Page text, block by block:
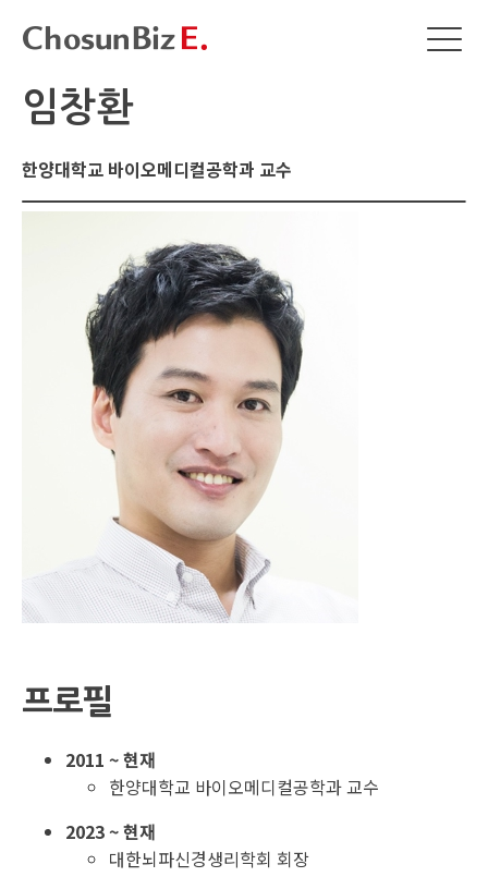
임창환
한양대학교 바이오메디컬공학과 교수
프로필
2011 ~ 현재
한양대학교 바이오메디컬공학과 교수
2023 ~ 현재
대한뇌파신경생리학회 회장